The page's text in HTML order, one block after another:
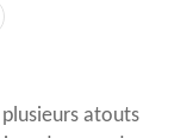
plusieurs atouts